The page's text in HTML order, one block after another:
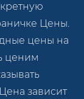
Цены.
цены на
ценим
зависит